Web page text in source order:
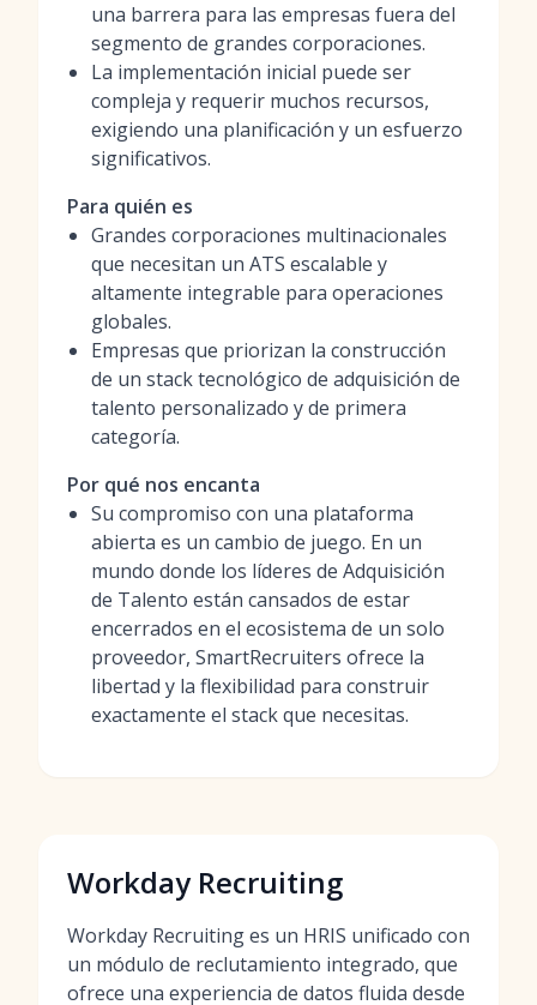
una barrera para las empresas fuera del
segmento de grandes corporaciones.
La implementación inicial puede ser
compleja y requerir muchos recursos,
exigiendo una planificación y un esfuerzo
significativos.
Para quién es
Grandes corporaciones multinacionales
que necesitan un ATS escalable y
altamente integrable para operaciones
globales.
Empresas que priorizan la construcción
de un stack tecnológico de adquisición de
talento personalizado y de primera
categoría.
Por qué nos encanta
Su compromiso con una plataforma
abierta es un cambio de juego. En un
mundo donde los líderes de Adquisición
de Talento están cansados de estar
encerrados en el ecosistema de un solo
proveedor, SmartRecruiters ofrece la
libertad y la flexibilidad para construir
exactamente el stack que necesitas.
Workday Recruiting
Workday Recruiting es un HRIS unificado con
un módulo de reclutamiento integrado, que
ofrece una experiencia de datos fluida desde